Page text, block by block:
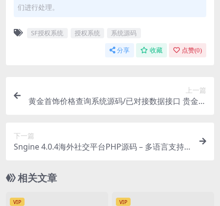
们进行处理。
SF授权系统 授权系统 系统源码
分享 收藏 点赞(0)
上一篇
黄金首饰价格查询系统源码/已对接数据接口 贵金属
下一篇
Sngine 4.0.4海外社交平台PHP源码 – 多语言支持
相关文章
VIP VIP